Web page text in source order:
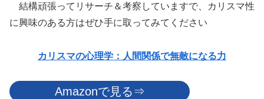
結構頑張ってリサーチ＆考察していますで、カリスマ性
に興味のある方はぜひ手に取ってみてください
カリスマの心理学：人間関係で無敵になる力
Amazonで見る⇒